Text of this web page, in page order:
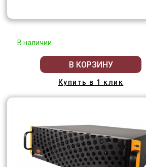
В наличии
В КОРЗИНУ
Купить в 1 клик